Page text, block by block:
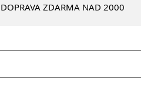
ZDARMA NAD 2000